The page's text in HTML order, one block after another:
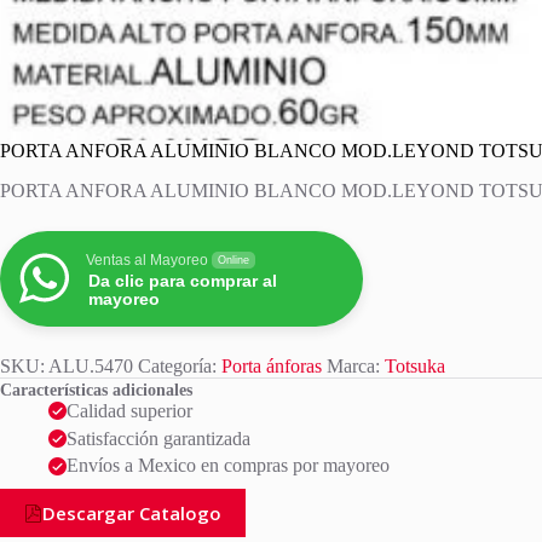
PORTA ANFORA ALUMINIO BLANCO MOD.LEYOND
PORTA ANFORA ALUMINIO BLANCO MOD.LEYOND
Ventas al Mayoreo Online
Da clic para comprar al
mayoreo
SKU: ALU.5470 Categoría: Porta ánforas Marca: Totsuka
Características adicionales
Calidad superior
Satisfacción garantizada
Envíos a Mexico en compras por mayoreo
Descargar Catalogo